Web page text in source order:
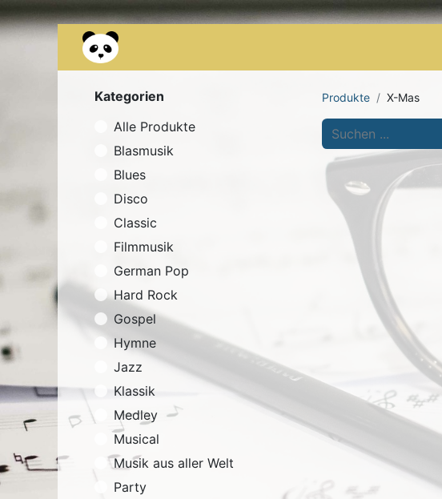
Kategorien
Alle Produkte
Blasmusik
Blues
Disco
Classic
Filmmusik
German Pop
Hard Rock
Gospel
Hymne
Jazz
Klassik
Medley
Musical
Musik aus aller Welt
Party
Produkte X-Mas